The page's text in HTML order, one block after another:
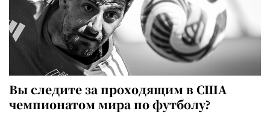
Вы следите за проходящим в США
чемпионатом мира по футболу?